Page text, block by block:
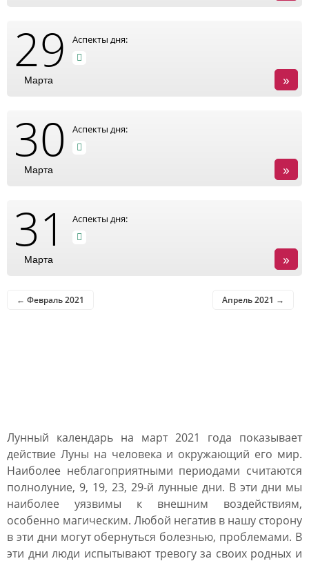
29
Марта
Аспекты дня:
»
30
Марта
Аспекты дня:
»
31
Марта
Аспекты дня:
»
← Февраль 2021 Апрель 2021 →
Лунный календарь на март 2021 года показывает
действие Луны на человека и окружающий его мир.
Наиболее неблагоприятными периодами считаются
полнолуние, 9, 19, 23, 29-й лунные дни. В эти дни мы
наиболее уязвимы к внешним воздействиям,
особенно магическим. Любой негатив в нашу сторону
в эти дни могут обернуться болезнью, проблемами. В
эти дни люди испытывают тревогу за своих родных и